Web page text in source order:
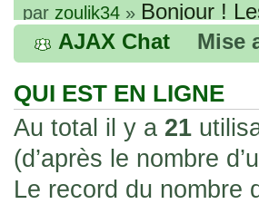
par zoulik34 » Bonjour !
que vous avez
fines et souples. Cela
les rend faciles à
sur l'authenticité ou la
avec d'autres cartes de
collectionneurs. Mais
fait normal pour ce type
AJAX Chat Mise
QUI EST EN LIGNE
Au total il y a 21
(d’après le nombre
Le record du nombre